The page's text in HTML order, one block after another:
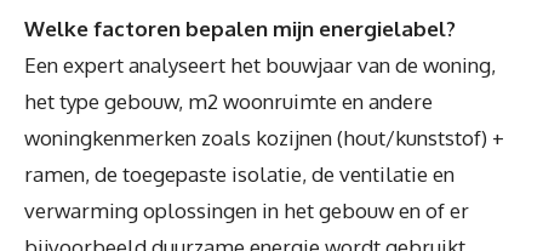
Welke factoren bepalen mijn energielabel?
Een expert analyseert het bouwjaar van de woning,
het type gebouw, m2 woonruimte en andere
woningkenmerken zoals kozijnen (hout/kunststof) +
ramen, de toegepaste isolatie, de ventilatie en
verwarming oplossingen in het gebouw en of er